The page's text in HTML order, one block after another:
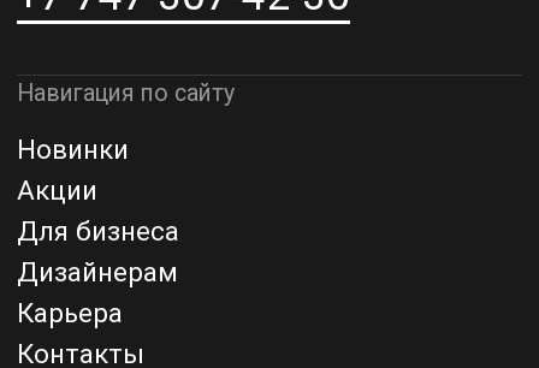
До встречи в ваших будущих
ТОО "Lamper PROD". Все права защищены ©
Политика конфиденциальности
Назад наверх